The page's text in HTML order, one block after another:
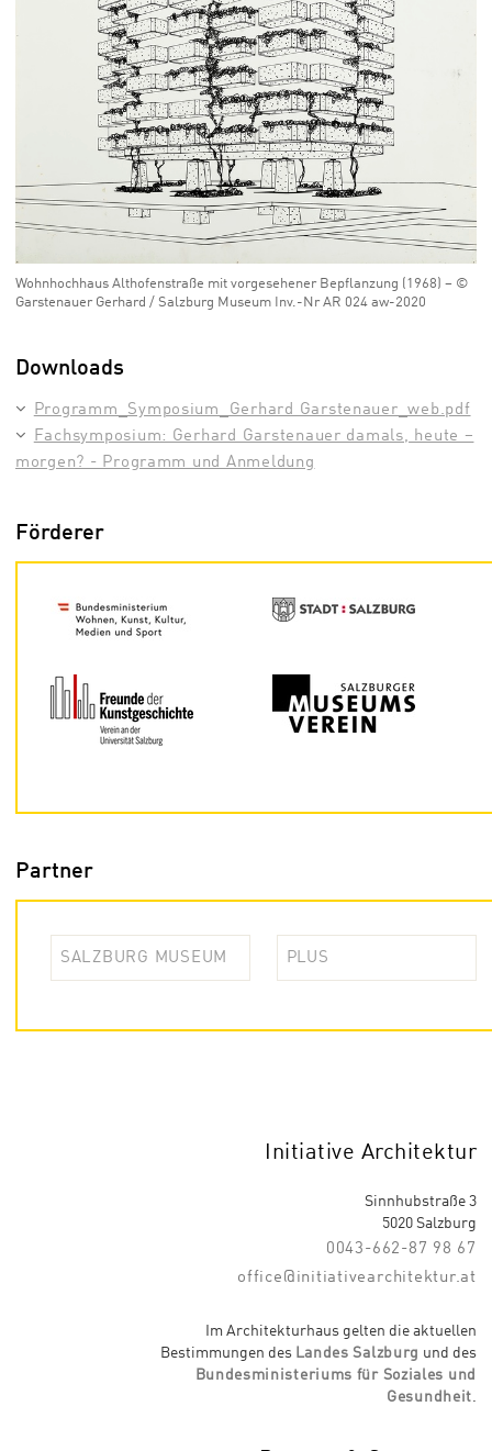
Wohnhochhaus Althofenstraße mit vorgesehener Bepflanzung (1968) – ©
Garstenauer Gerhard / Salzburg Museum Inv.-Nr AR 024 aw-2020
Downloads
Programm_Symposium_Gerhard Garstenauer_web.pdf
Fachsymposium: Gerhard Garstenauer damals, heute –
morgen? - Programm und Anmeldung
Förderer
Partner
SALZBURG MUSEUM PLUS
Initiative Architektur
Sinnhubstraße 3
5020 Salzburg
0043-662-87 98 67
office@initiativearchitektur.at
Im Architekturhaus gelten die aktuellen
Bestimmungen des Landes Salzburg und des
Bundesministeriums für Soziales und
Gesundheit.